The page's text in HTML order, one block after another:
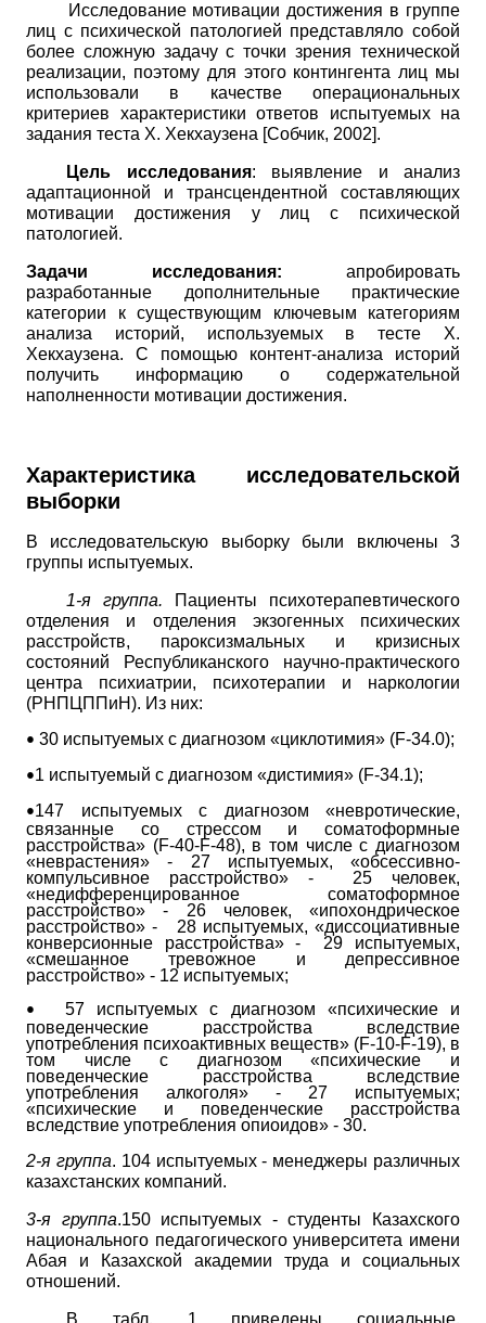
Исследование мотивации достижения в группе
лиц с психической патологией представляло собой
более сложную задачу с точки зрения технической
реализации, поэтому для этого контингента лиц мы
использовали в качестве операциональных
критериев характеристики ответов испытуемых на
задания теста Х. Хекхаузена [Собчик, 2002].
Цель исследования: выявление и анализ
адаптационной и трансцендентной составляющих
мотивации достижения у лиц с психической
патологией.
Задачи исследования:
апробировать
разработанные дополнительные практические
категории к существующим ключевым категориям
анализа историй, используемых в тесте Х.
Хекхаузена. С помощью контент-анализа историй
получить информацию о содержательной
наполненности мотивации достижения.
Характеристика исследовательской
выборки
В исследовательскую выборку были включены 3
группы испытуемых.
1-я группа. Пациенты психотерапевтического
отделения и отделения экзогенных психических
расстройств, пароксизмальных и кризисных
состояний Республиканского научно-практического
центра психиатрии, психотерапии и наркологии
(РНПЦППиН). Из них:
• 30 испытуемых с диагнозом «циклотимия» (F-34.0);
•1 испытуемый с диагнозом «дистимия» (F-34.1);
•147 испытуемых с диагнозом «невротические,
связанные со стрессом и соматоформные
расстройства» (F-40-F-48), в том числе с диагнозом
«неврастения» - 27 испытуемых, «обсессивно-
компульсивное расстройство» -
25 человек,
«недифференцированное соматоформное
расстройство» -
26 человек, «ипохондрическое
расстройство» -
28 испытуемых, «диссоциативные
конверсионные расстройства» -
29 испытуемых,
«смешанное тревожное и депрессивное
расстройство» - 12 испытуемых;
•
57 испытуемых с диагнозом «психические и
поведенческие расстройства вследствие
употребления психоактивных веществ» (F-10-F-19), в
том числе с диагнозом «психические и
поведенческие расстройства вследствие
употребления алкоголя» - 27 испытуемых;
«психические и поведенческие расстройства
вследствие употребления опиоидов» - 30.
2-я группа. 104 испытуемых - менеджеры различных
казахстанских компаний.
3-я группа.150 испытуемых - студенты Казахского
национального педагогического университета имени
Абая и Казахской академии труда и социальных
отношений.